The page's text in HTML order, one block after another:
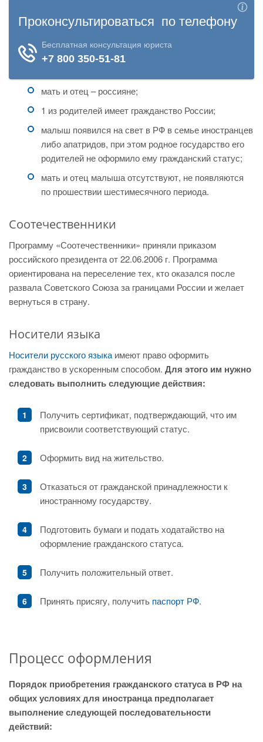
мать и отец – россияне;
1 из родителей имеет гражданство России;
малыш появился на свет в РФ в семье иностранцев
либо апатридов, при этом родное государство его
родителей не оформило ему гражданский статус;
мать и отец малыша отсутствуют, не появляются
по прошествии шестимесячного периода.
Соотечественники
Программу «Соотечественники» приняли приказом
российского президента от 22.06.2006 г. Программа
ориентирована на переселение тех, кто оказался после
развала Советского Союза за границами России и желает
вернуться в страну.
Носители языка
Носители русского языка имеют право оформить
гражданство в ускоренным способом. Для этого им нужно
следовать выполнить следующие действия:
Получить сертификат, подтверждающий, что им
присвоили соответствующий статус.
Оформить вид на жительство.
Отказаться от гражданской принадлежности к
иностранному государству.
Подготовить бумаги и подать ходатайство на
оформление гражданского статуса.
Получить положительный ответ.
Принять присягу, получить паспорт РФ.
Процесс оформления
Порядок приобретения гражданского статуса в РФ на
общих условиях для иностранца предполагает
выполнение следующей последовательности
действий: